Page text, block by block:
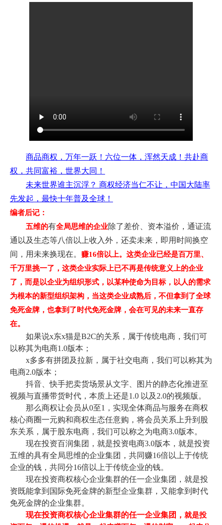
商品商权，万年一跃！六位一体，浑然天成！共赴商
权，共同富裕，世界大同！
未来世界谁主沉浮？ 商权经济当仁不让，中国大陆率
先发起，最快十年普及全球！
编者后记：
五维的有全局思维的企业除了差价、资本溢价，通证流
通以及生态等八倍以上收入外，还卖未来，即用时间换空
间，用未来换现在。 赚16倍以上。这类企业已经是百万里、
千万里挑一了，这类企业实际上已不再是传统意义上的企业
了，而是以企业为组织形式，以某种使命为目标，以人的需求
为根本的新型组织架构，当这类企业成熟后，不但拿到了全球
免死金牌，也拿到了时代免死金牌，会在可见的未来一直存
在。
如果说x东x猫是B2C的关系，属于传统电商，我们可
以称其为电商1.0版本；
x多多有拼团及拉新，属于社交电商，我们可以称其为
电商2.0版本；
抖音、快手把卖货场景从文字、图片的静态化推进至
视频与直播带货时代，本质上还是1.0 以及2.0的视频版。
那么商权让会员从0至1，实现全体商品与服务在商权
核心商圈一元购和商权生态任意购，将会员关系上升到股
东关系，属于股东电商，我们可以称之为电商3.0版本。
现在投资百润集团，就是投资电商3.0版本，就是投资
五维的具有全局思维的企业集团，共同赚16倍以上于传统
企业的钱，共同分16倍以上于传统企业的钱。
现在投资商权核心企业集群的任一企业集团，就是投
资既能拿到国际免死金牌的新型企业集群，又能拿到时代
免死金牌的企业集群。
现在投资商权核心企业集群的任一企业集团， 就是投